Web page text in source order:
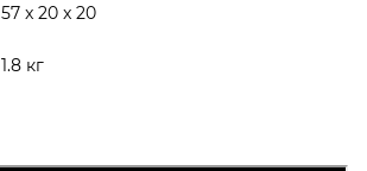
57 x 20 x 20
1.8 кг